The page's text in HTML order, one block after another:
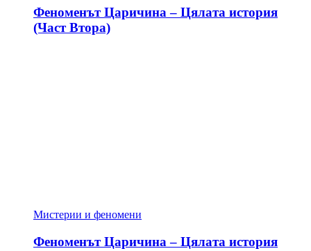
Феноменът Царичина – Цялата история
(Част Втора)
Мистерии и феномени
Феноменът Царичина – Цялата история